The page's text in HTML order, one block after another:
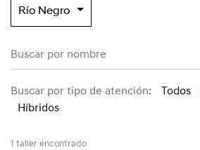
Río Negro
Buscar por tipo de atención: Todos
Híbridos
1 taller encontrado